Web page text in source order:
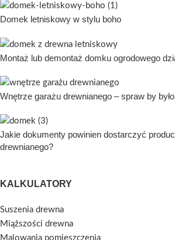
Domek letniskowy w stylu boho
Montaż lub demontaż domku ogrodowego
Wnętrze garażu drewnianego – spraw by
Jakie dokumenty powinien dostarczyć
drewnianego?
KALKULATORY
Suszenia drewna
Miąższości drewna
Malowania pomieszczenia